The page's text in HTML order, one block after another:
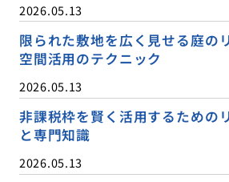
2026.05.13
限られた敷地を広く見せる庭の
空間活用のテクニック
2026.05.13
非課税枠を賢く活用するための
と専門知識
2026.05.13